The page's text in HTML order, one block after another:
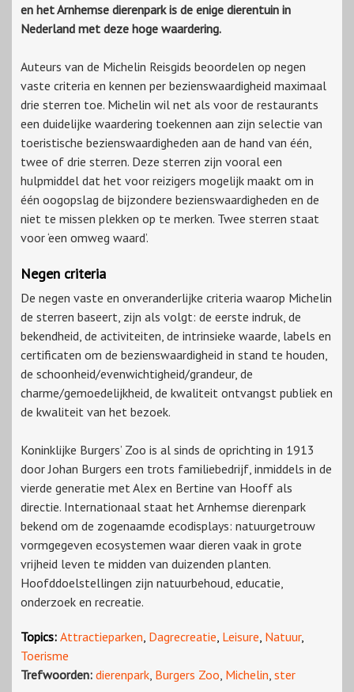
en het Arnhemse dierenpark is de enige dierentuin in
Nederland met deze hoge waardering.
Auteurs van de Michelin Reisgids beoordelen op negen
vaste criteria en kennen per bezienswaardigheid maximaal
drie sterren toe. Michelin wil net als voor de restaurants
een duidelijke waardering toekennen aan zijn selectie van
toeristische bezienswaardigheden aan de hand van één,
twee of drie sterren. Deze sterren zijn vooral een
hulpmiddel dat het voor reizigers mogelijk maakt om in
één oogopslag de bijzondere bezienswaardigheden en de
niet te missen plekken op te merken. Twee sterren staat
voor ‘een omweg waard’.
Negen criteria
De negen vaste en onveranderlijke criteria waarop Michelin
de sterren baseert, zijn als volgt: de eerste indruk, de
bekendheid, de activiteiten, de intrinsieke waarde, labels en
certificaten om de bezienswaardigheid in stand te houden,
de schoonheid/evenwichtigheid/grandeur, de
charme/gemoedelijkheid, de kwaliteit ontvangst publiek en
de kwaliteit van het bezoek.
Koninklijke Burgers’ Zoo is al sinds de oprichting in 1913
door Johan Burgers een trots familiebedrijf, inmiddels in de
vierde generatie met Alex en Bertine van Hooff als
directie. Internationaal staat het Arnhemse dierenpark
bekend om de zogenaamde ecodisplays: natuurgetrouw
vormgegeven ecosystemen waar dieren vaak in grote
vrijheid leven te midden van duizenden planten.
Hoofddoelstellingen zijn natuurbehoud, educatie,
onderzoek en recreatie.
Topics: Attractieparken, Dagrecreatie, Leisure, Natuur,
Toerisme
Trefwoorden: dierenpark, Burgers Zoo, Michelin, ster